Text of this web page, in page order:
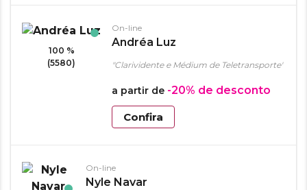
100 %
(5580)
On-line
Andréa Luz
"Clarividente e Médium de Teletransporte"
a partir de -20% de desconto
Confira
On-line
Nyle Navar